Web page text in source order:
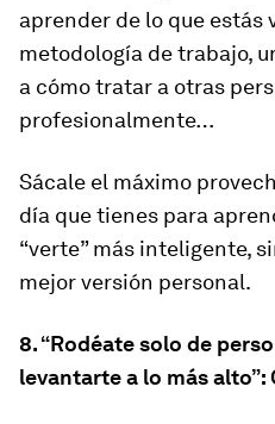
aprender de lo que estás
metodología de trabajo,
a cómo tratar a otras
profesionalmente…
Sácale el máximo
día que tienes para
“verte” más inteligente,
mejor versión personal.
8. “Rodéate solo de
levantarte a lo más alto”: